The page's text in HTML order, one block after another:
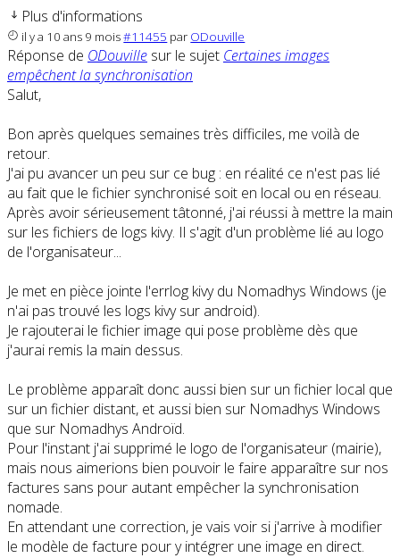
Plus d'informations
il y a 10 ans 9 mois#11455 par ODouville
Réponse de ODouville sur le sujet Certaines images
empêchent la synchronisation
Salut,
Bon après quelques semaines très difficiles, me voilà de
retour.
J'ai pu avancer un peu sur ce bug : en réalité ce n'est pas lié
au fait que le fichier synchronisé soit en local ou en réseau.
Après avoir sérieusement tâtonné, j'ai réussi à mettre la main
sur les fichiers de logs kivy. Il s'agit d'un problème lié au logo
de l'organisateur...
Je met en pièce jointe l'errlog kivy du Nomadhys Windows (je
n'ai pas trouvé les logs kivy sur android).
Je rajouterai le fichier image qui pose problème dès que
j'aurai remis la main dessus.
Le problème apparaît donc aussi bien sur un fichier local que
sur un fichier distant, et aussi bien sur Nomadhys Windows
que sur Nomadhys Androïd.
Pour l'instant j'ai supprimé le logo de l'organisateur (mairie),
mais nous aimerions bien pouvoir le faire apparaître sur nos
factures sans pour autant empêcher la synchronisation
nomade.
En attendant une correction, je vais voir si j'arrive à modifier
le modèle de facture pour y intégrer une image en direct.